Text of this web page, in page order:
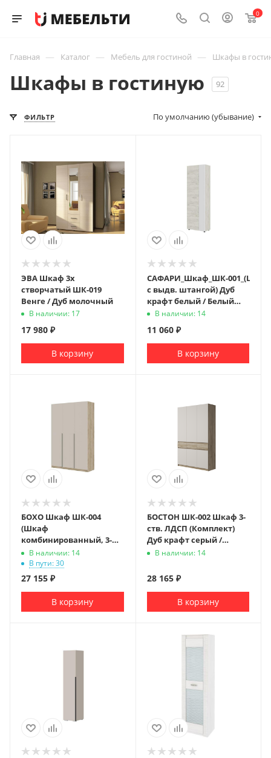
0
Главная — Каталог — Мебель для гостиной — Шкафы в
Шкафы в гостиную 92
ФИЛЬТР По умолчанию (убывание)
ЭВА Шкаф 3х
створчатый ШК-019
Венге / Дуб молочный
В наличии: 17
17 980 ₽
В корзину
САФАРИ_Шкаф_ШК-001_(Шкаф
с выдв. штангой) Дуб
крафт белый / Белый
Софт
В наличии: 14
11 060₽
В корзину
БОХО Шкаф ШК-004
(Шкаф
комбинированный, 3-
ств.) Дуб крафт серый /
Кашемир
В наличии: 14
В пути: 30
27 155 ₽
В корзину
БОСТОН ШК-002 Шкаф 3-
ств. ЛДСП (Комплект)
Дуб крафт серый /
Кашемир
В наличии: 14
28 165₽
В корзину